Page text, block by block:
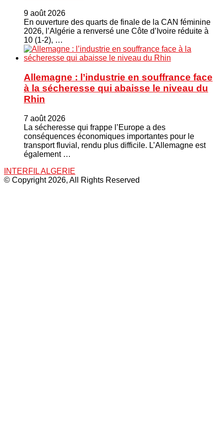
9 août 2026
En ouverture des quarts de finale de la CAN féminine
2026, l’Algérie a renversé une Côte d’Ivoire réduite à
10 (1-2), …
Allemagne : l’industrie en souffrance face
à la sécheresse qui abaisse le niveau du
Rhin
7 août 2026
La sécheresse qui frappe l’Europe a des
conséquences économiques importantes pour le
transport fluvial, rendu plus difficile. L’Allemagne est
également …
INTERFIL ALGERIE
© Copyright 2026, All Rights Reserved